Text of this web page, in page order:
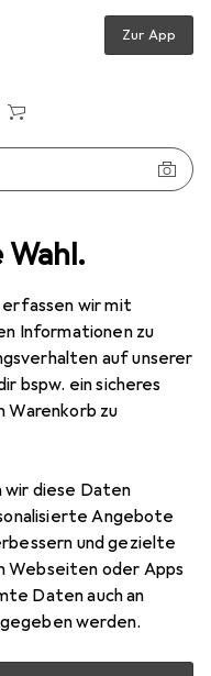
Wahl.
erfassen wir mit
Informationen zu
auf unserer
bspw. ein sicheres
Warenkorb zu
wir diese Daten
Angebote
und gezielte
Webseiten oder Apps
Daten auch an
werden.
Zur App
Magnetoplan Ersatzteil Fuss
Fuss
geliefert